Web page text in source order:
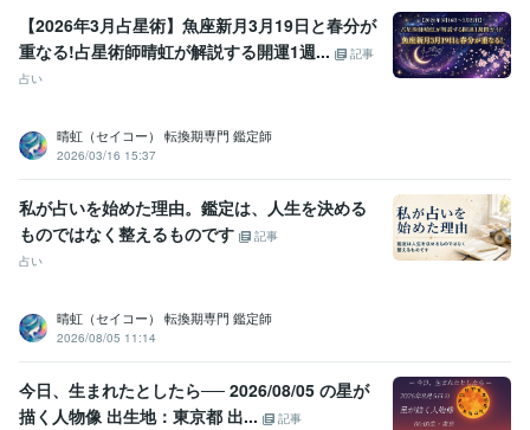
【2026年3月占星術】魚座新月3月19日と春分が
重なる!占星術師晴虹が解説する開運1週...
記事
占い
晴虹（セイコー） 転換期専門 鑑定師
2026/03/16 15:37
私が占いを始めた理由。鑑定は、人生を決める
ものではなく整えるものです
記事
占い
晴虹（セイコー） 転換期専門 鑑定師
2026/08/05 11:14
今日、生まれたとしたら── 2026/08/05 の星が
描く人物像 出生地：東京都 出...
記事